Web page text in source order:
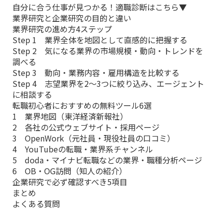
自分に合う仕事が見つかる！適職診断はこちら▼
業界研究と企業研究の目的と違い
業界研究の進め方4ステップ
Step 1 業界全体を地図として直感的に把握する
Step 2 気になる業界の市場規模・動向・トレンドを
調べる
Step 3 動向・業務内容・雇用構造を比較する
Step 4 志望業界を2〜3つに絞り込み、エージェント
に相談する
転職初心者におすすめの無料ツール6選
1 業界地図（東洋経済新報社）
2 各社の公式ウェブサイト・採用ページ
3 OpenWork（元社員・現役社員の口コミ）
4 YouTubeの転職・業界系チャンネル
5 doda・マイナビ転職などの業界・職種分析ページ
6 OB・OG訪問（知人の紹介）
企業研究で必ず確認すべき5項目
まとめ
よくある質問